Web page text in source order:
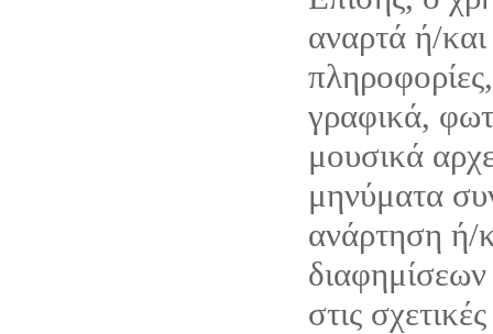
αναρτά ή/και
γραφικά,
μουσικά
μηνύματα
ανάρτηση ή/
στις